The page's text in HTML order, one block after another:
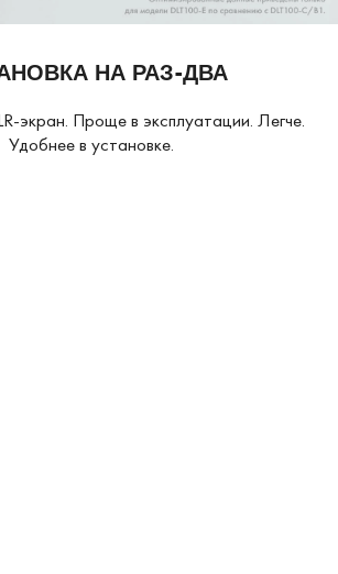
НА РАЗ-ДВА
экран. Проще в эксплуатации. Легче.
Удобнее в установке.